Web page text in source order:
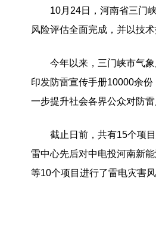
10月24日，河南省三门峡
风险评估全面完成，并以技
今年以来，三门峡市气象
印发防雷宣传手册10000余
一步提升社会各界公众对防
截止日前，共有15个项目
雷中心先后对中电投河南新
等10个项目进行了雷电灾害风